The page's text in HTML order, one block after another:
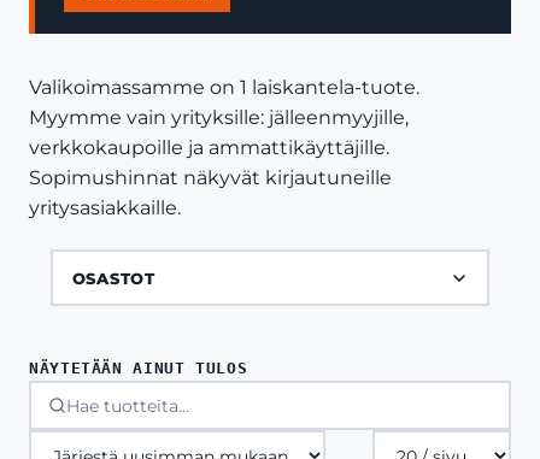
Valikoimassamme on 1 laiskantela-tuote.
Myymme vain yrityksille: jälleenmyyjille,
verkkokaupoille ja ammattikäyttäjille.
Sopimushinnat näkyvät kirjautuneille
yritysasiakkaille.
OSASTOT
NÄYTETÄÄN AINUT TULOS
Tuotteita